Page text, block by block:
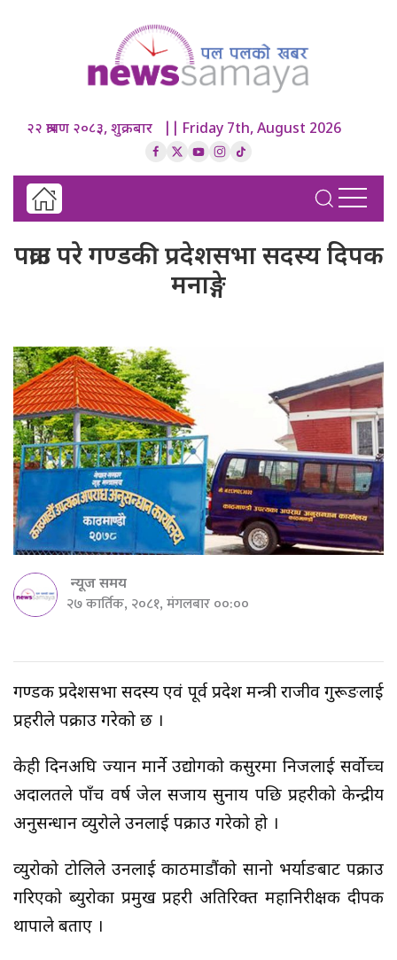
२२ श्रावण २०८३, शुक्रबार || Friday 7th, August 2026
पक्राउ परे गण्डकी प्रदेशसभा सदस्य दिपक
मनाङ्गे
न्यूज समय
२७ कार्तिक, २०८१, मंगलबार ००:००
गण्डकी प्रदेशसभा सदस्य एवं पूर्व प्रदेश मन्त्री राजीव गुरूङलाई
प्रहरीले पक्राउ गरेको छ ।
केही दिनअघि ज्यान मार्ने उद्योगको कसुरमा निजलाई सर्वोच्च
अदालतले पाँच वर्ष जेल सजाय सुनाय पछि प्रहरीको केन्द्रीय
अनुसन्धान व्युरोले उनलाई पक्राउ गरेको हो ।
व्युरोको टोलिले उनलाई काठमाडौंको सानो भर्याङबाट पक्राउ
गरिएको ब्युरोका प्रमुख प्रहरी अतिरिक्त महानिरीक्षक दीपक
थापाले बताए ।